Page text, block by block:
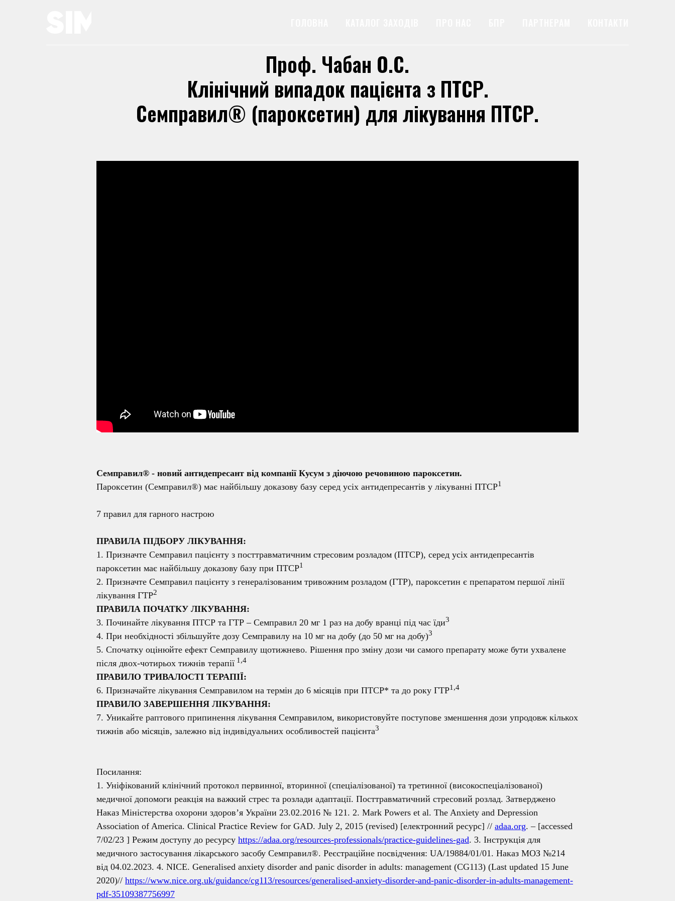
Проф. Чабан О.С.
Клінічний випадок пацієнта з ПТСР.
Семправил® (пароксетин) для лікування ПТСР.
Семправил® - новий антидепресант від компанії Кусум з діючою речовиною пароксетин.
Пароксетин (Семправил®) має найбільшу доказову базу серед усіх антидепресантів у лікуванні ПТСР1
7 правил для гарного настрою
ПРАВИЛА ПІДБОРУ ЛІКУВАННЯ:
1. Призначте Семправил пацієнту з посттравматичним стресовим розладом (ПТСР), серед усіх антидепресантів
пароксетин має найбільшу доказову базу при ПТСР1
2. Призначте Семправил пацієнту з генералізованим тривожним розладом (ГТР), пароксетин є препаратом першої лінії
лікування ГТР2
ПРАВИЛА ПОЧАТКУ ЛІКУВАННЯ:
3. Починайте лікування ПТСР та ГТР – Семправил 20 мг 1 раз на добу вранці під час їди3
4. При необхідності збільшуйте дозу Семправилу на 10 мг на добу (до 50 мг на добу)3
5. Спочатку оцінюйте ефект Семправилу щотижнево. Рішення про зміну дози чи самого препарату може бути ухвалене
після двох-чотирьох тижнів терапії 1,4
ПРАВИЛО ТРИВАЛОСТІ ТЕРАПІЇ:
6. Призначайте лікування Семправилом на термін до 6 місяців при ПТСР* та до року ГТР1,4
ПРАВИЛО ЗАВЕРШЕННЯ ЛІКУВАННЯ:
7. Уникайте раптового припинення лікування Семправилом, використовуйте поступове зменшення дози упродовж кількох
тижнів або місяців, залежно від індивідуальних особливостей пацієнта3
Посилання:
1. Уніфікований клінічний протокол первинної, вторинної (спеціалізованої) та третинної (високоспеціалізованої)
медичної допомоги реакція на важкий стрес та розлади адаптації. Посттравматичний стресовий розлад. Затверджено
Наказ Міністерства охорони здоров’я України 23.02.2016 № 121. 2. Mark Powers et al. The Anxiety and Depression
Association of America. Clinical Practice Review for GAD. July 2, 2015 (revised) [електронний ресурс] // adaa.org. – [accessed
7/02/23 ] Режим доступу до ресурсу https://adaa.org/resources-professionals/practice-guidelines-gad. 3. Інструкція для
медичного застосування лікарського засобу Семправил®. Реєстраційне посвідчення: UA/19884/01/01. Наказ МОЗ №214
від 04.02.2023. 4. NICE. Generalised anxiety disorder and panic disorder in adults: management (CG113) (Last updated 15 June
2020)// https://www.nice.org.uk/guidance/cg113/resources/generalised-anxiety-disorder-and-panic-disorder-in-adults-management-
pdf-35109387756997